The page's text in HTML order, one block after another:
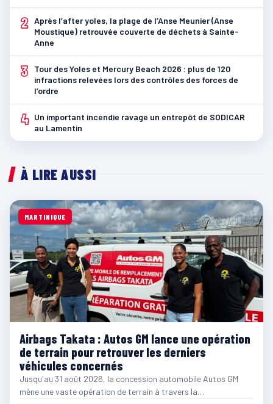
2 Après l’after yoles, la plage de l’Anse Meunier (Anse
Moustique) retrouvée couverte de déchets à Sainte-
Anne
3
Tour des Yoles et Mercury Beach 2026 : plus de 120
infractions relevées lors des contrôles des forces de
l’ordre
4 Un important incendie ravage un entrepôt de SODICAR
au Lamentin
À LIRE AUSSI
MARTINIQUE
Airbags Takata : Autos GM lance une opération
de terrain pour retrouver les derniers
véhicules concernés
Jusqu'au 31 août 2026, la concession automobile Autos GM
mène une vaste opération de terrain à travers la…